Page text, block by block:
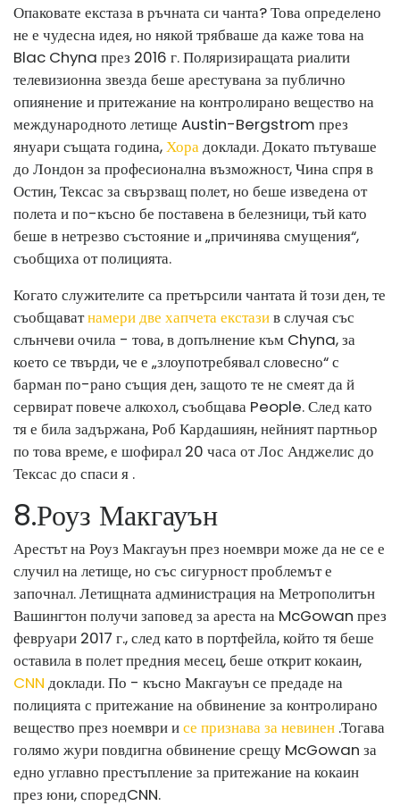
Опаковате екстаза в ръчната си чанта? Това определено
не е чудесна идея, но някой трябваше да каже това на
Blac Chyna през 2016 г. Поляризиращата риалити
телевизионна звезда беше арестувана за публично
опиянение и притежание на контролирано вещество на
международното летище Austin-Bergstrom през
януари същата година,Хорадоклади. Докато пътуваше
до Лондон за професионална възможност, Чина спря в
Остин, Тексас за свързващ полет, но беше изведена от
полета и по-късно бе поставена в белезници, тъй като
беше в нетрезво състояние и „причинява смущения“,
съобщиха от полицията.
Когато служителите са претърсили чантата й този ден, те
съобщаватнамери две хапчета екстазив случая със
слънчеви очила - това, в допълнение към Chyna, за
което се твърди, че е „злоупотребявал словесно“ с
барман по-рано същия ден, защото те не смеят да й
сервират повече алкохол, съобщава People. След като
тя е била задържана, Роб Кардашиян, нейният партньор
по това време, е шофирал 20 часа от Лос Анджелис до
Тексас до спаси я .
8.Роуз Макгауън
Арестът на Роуз Макгауън през ноември може да не се е
случил на летище, но със сигурност проблемът е
започнал. Летищната администрация на Метрополитън
Вашингтон получи заповед за ареста на McGowan през
февруари 2017 г., след като в портфейла, който тя беше
оставила в полет предния месец, беше открит кокаин,
CNN доклади. По - късно Макгауън се предаде на
полицията с притежание на обвинение за контролирано
вещество през ноември исе признава за невинен .Тогава
голямо жури повдигна обвинение срещу McGowan за
едно углавно престъпление за притежание на кокаин
през юни, споредCNN.